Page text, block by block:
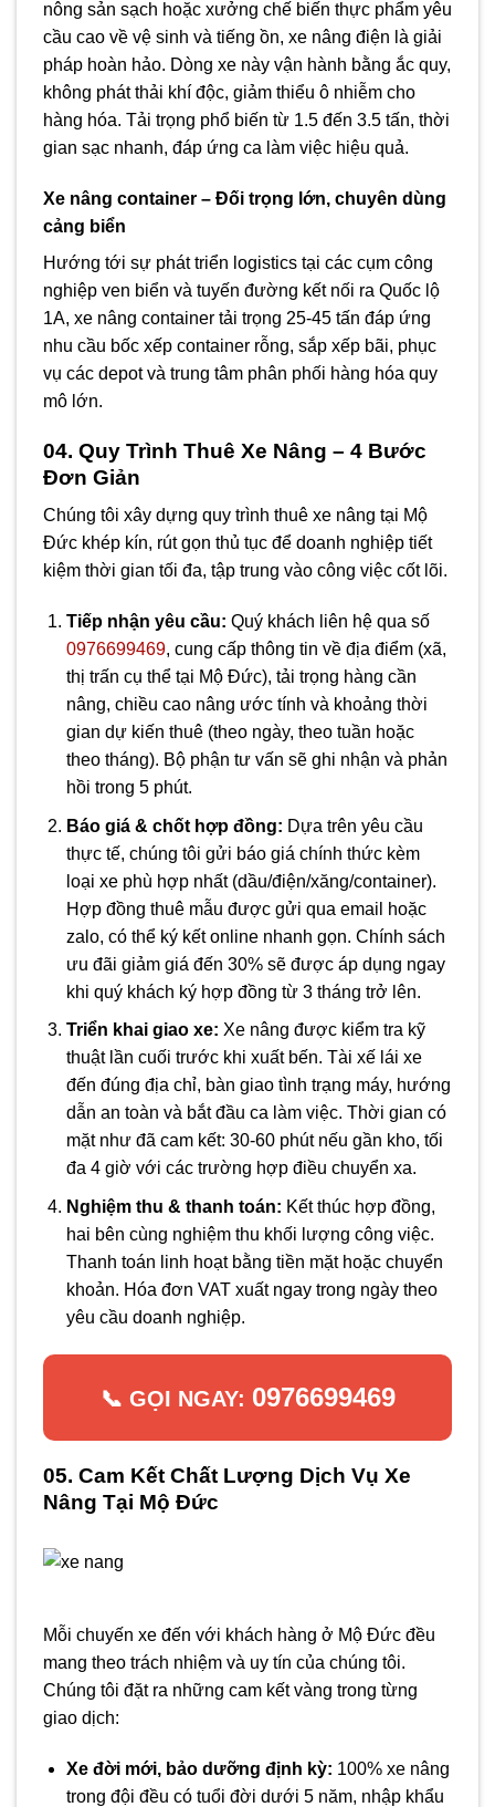
nông sản sạch hoặc xưởng chế biến thực phẩm yêu
cầu cao về vệ sinh và tiếng ồn, xe nâng điện là giải
pháp hoàn hảo. Dòng xe này vận hành bằng ắc quy,
không phát thải khí độc, giảm thiểu ô nhiễm cho
hàng hóa. Tải trọng phổ biến từ 1.5 đến 3.5 tấn, thời
gian sạc nhanh, đáp ứng ca làm việc hiệu quả.
Xe nâng container – Đối trọng lớn, chuyên dùng
cảng biển
Hướng tới sự phát triển logistics tại các cụm công
nghiệp ven biển và tuyến đường kết nối ra Quốc lộ
1A, xe nâng container tải trọng 25-45 tấn đáp ứng
nhu cầu bốc xếp container rỗng, sắp xếp bãi, phục
vụ các depot và trung tâm phân phối hàng hóa quy
mô lớn.
04. Quy Trình Thuê Xe Nâng – 4 Bước
Đơn Giản
Chúng tôi xây dựng quy trình thuê xe nâng tại Mộ
Đức khép kín, rút gọn thủ tục để doanh nghiệp tiết
kiệm thời gian tối đa, tập trung vào công việc cốt lõi.
Tiếp nhận yêu cầu: Quý khách liên hệ qua số
0976699469, cung cấp thông tin về địa điểm (xã,
thị trấn cụ thể tại Mộ Đức), tải trọng hàng cần
nâng, chiều cao nâng ước tính và khoảng thời
gian dự kiến thuê (theo ngày, theo tuần hoặc
theo tháng). Bộ phận tư vấn sẽ ghi nhận và phản
hồi trong 5 phút.
Báo giá & chốt hợp đồng: Dựa trên yêu cầu
thực tế, chúng tôi gửi báo giá chính thức kèm
loại xe phù hợp nhất (dầu/điện/xăng/container).
Hợp đồng thuê mẫu được gửi qua email hoặc
zalo, có thể ký kết online nhanh gọn. Chính sách
ưu đãi giảm giá đến 30% sẽ được áp dụng ngay
khi quý khách ký hợp đồng từ 3 tháng trở lên.
Triển khai giao xe: Xe nâng được kiểm tra kỹ
thuật lần cuối trước khi xuất bến. Tài xế lái xe
đến đúng địa chỉ, bàn giao tình trạng máy, hướng
dẫn an toàn và bắt đầu ca làm việc. Thời gian có
mặt như đã cam kết: 30-60 phút nếu gần kho, tối
đa 4 giờ với các trường hợp điều chuyển xa.
Nghiệm thu & thanh toán: Kết thúc hợp đồng,
hai bên cùng nghiệm thu khối lượng công việc.
Thanh toán linh hoạt bằng tiền mặt hoặc chuyển
khoản. Hóa đơn VAT xuất ngay trong ngày theo
yêu cầu doanh nghiệp.
📞 GỌI NGAY: 0976699469
05. Cam Kết Chất Lượng Dịch Vụ Xe
Nâng Tại Mộ Đức
Mỗi chuyến xe đến với khách hàng ở Mộ Đức đều
mang theo trách nhiệm và uy tín của chúng tôi.
Chúng tôi đặt ra những cam kết vàng trong từng
giao dịch:
Xe đời mới, bảo dưỡng định kỳ: 100% xe nâng
trong đội đều có tuổi đời dưới 5 năm, nhập khẩu